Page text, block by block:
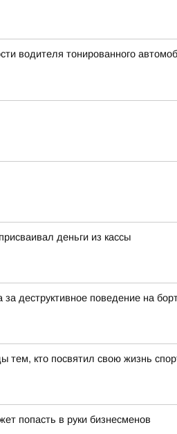
водителя тонированного
деньги из кассы
деструктивное поведение на
кто посвятил свою жизнь
попасть в руки бизнесменов